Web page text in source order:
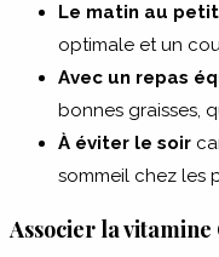
Le matin au
optimale et un
Avec un repas
bonnes graisses,
À éviter le soir
sommeil chez les
Associer la